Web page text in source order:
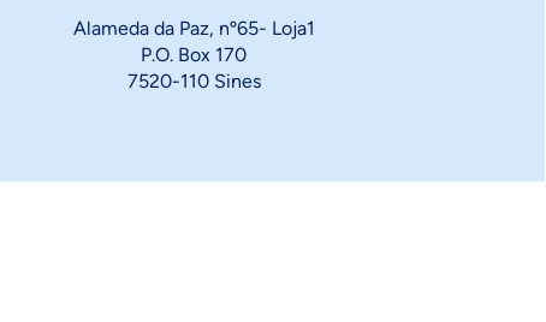
Alameda da Paz, nº65- Loja1
P.O. Box 170
7520-110 Sines